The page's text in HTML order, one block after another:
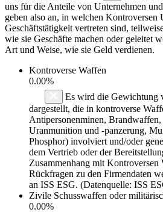
uns für die Anteile von Unternehmen
geben also an, in welchen Kontroversen
Geschäftstätigkeit vertreten sind,
wie sie Geschäfte machen oder geleitet
Art und Weise, wie sie Geld verdienen.
Kontroverse Waffen
0.00%
Es wird die Gewichtung
dargestellt, die in kontroverse
Antipersonenminen,
Uranmunition und -panzerung,
Phosphor) involviert und/oder
dem Vertrieb oder der
Zusammenhang mit
Rückfragen zu den Firmendaten
an ISS ESG. (Datenquelle: ISS
Zivile Schusswaffen oder
0.00%